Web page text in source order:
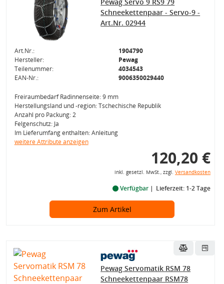
Schneekettenpaar - Servo-9 -
Art.Nr. 02944
Art.Nr.:
1904790
Hersteller:
Pewag
Teilenummer:
4034543
EAN-Nr.:
9006350029440
Freiraumbedarf Radinnenseite: 9 mm
Herstellungsland und -region: Tschechische Republik
Anzahl pro Packung: 2
Felgenschutz: Ja
Im Lieferumfang enthalten: Anleitung
weitere Attribute anzeigen
120,20 €
inkl. gesetzl. MwSt., zzgl. Versandkosten
Verfügbar Lieferzeit: 1-2 Tage
Zum Artikel
Pewag Servomatik RSM 78
Schneekettenpaar RSM78